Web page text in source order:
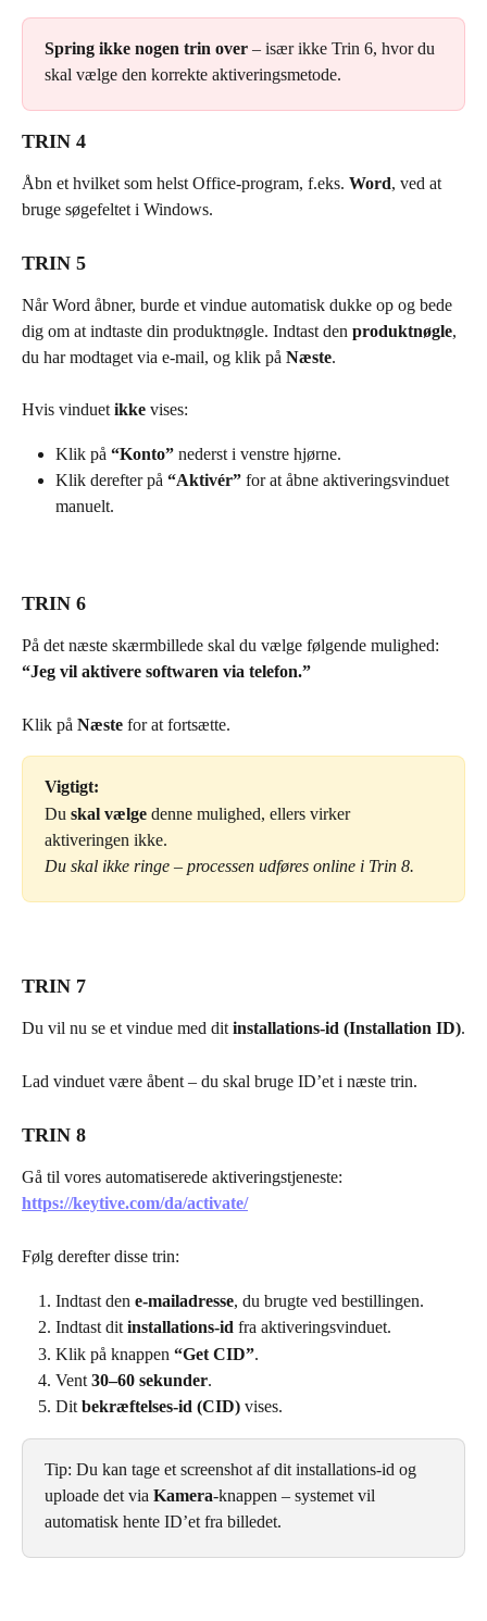
Spring ikke nogen trin over – især ikke Trin 6, hvor du
skal vælge den korrekte aktiveringsmetode.
TRIN 4
Åbn et hvilket som helst Office-program, f.eks. Word, ved at
bruge søgefeltet i Windows.
TRIN 5
Når Word åbner, burde et vindue automatisk dukke op og bede
dig om at indtaste din produktnøgle. Indtast den produktnøgle,
du har modtaget via e-mail, og klik på Næste.
Hvis vinduet ikke vises:
Klik på “Konto” nederst i venstre hjørne.
Klik derefter på “Aktivér” for at åbne aktiveringsvinduet
manuelt.
TRIN 6
På det næste skærmbillede skal du vælge følgende mulighed:
“Jeg vil aktivere softwaren via telefon.”
Klik på Næste for at fortsætte.
Vigtigt:
Du skal vælge denne mulighed, ellers virker
aktiveringen ikke.
Du skal ikke ringe – processen udføres online i Trin 8.
TRIN 7
Du vil nu se et vindue med dit installations-id (Installation ID).
Lad vinduet være åbent – du skal bruge ID’et i næste trin.
TRIN 8
Gå til vores automatiserede aktiveringstjeneste:
https://keytive.com/da/activate/
Følg derefter disse trin:
Indtast den e-mailadresse, du brugte ved bestillingen.
Indtast dit installations-id fra aktiveringsvinduet.
Klik på knappen “Get CID”.
Vent 30–60 sekunder.
Dit bekræftelses-id (CID) vises.
Tip: Du kan tage et screenshot af dit installations-id og
uploade det via Kamera-knappen – systemet vil
automatisk hente ID’et fra billedet.